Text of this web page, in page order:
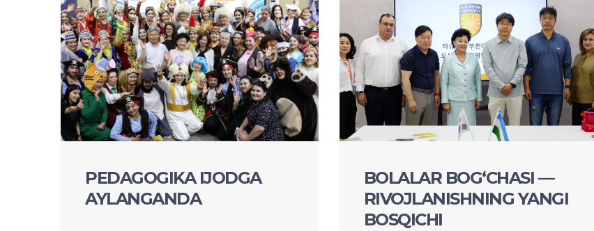
PEDAGOGIKA IJODGA
AYLANGANDA
​BOLALAR BOG‘CHASI —
RIVOJLANISHNING YANGI
BOSQICHI